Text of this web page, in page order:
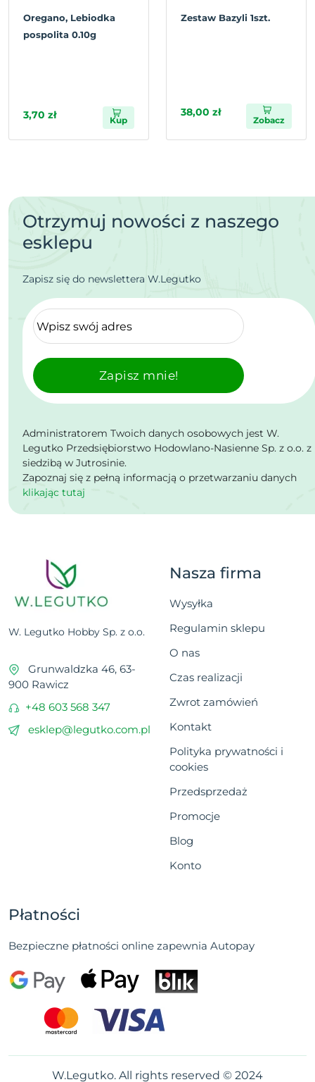
Oregano, Lebiodka
pospolita 0.10g
3,70 zł Kup
Zestaw Bazyli 1szt.
38,00 zł
Zobacz
Otrzymuj nowości z naszego
esklepu
Zapisz się do newslettera W.Legutko
Zapisz mnie!
Administratorem Twoich danych osobowych jest W.
Legutko Przedsiębiorstwo Hodowlano-Nasienne Sp. z o.o. z
siedzibą w Jutrosinie.
Zapoznaj się z pełną informacją o przetwarzaniu danych
klikając tutaj
W. Legutko Hobby Sp. z o.o.
Grunwaldzka 46, 63-
900 Rawicz
+48 603 568 347
esklep@legutko.com.pl
Nasza firma
Wysyłka
Regulamin sklepu
O nas
Czas realizacji
Zwrot zamówień
Kontakt
Polityka prywatności i
cookies
Przedsprzedaż
Promocje
Blog
Konto
Płatności
Bezpieczne płatności online zapewnia Autopay
W.Legutko. All rights reserved © 2024